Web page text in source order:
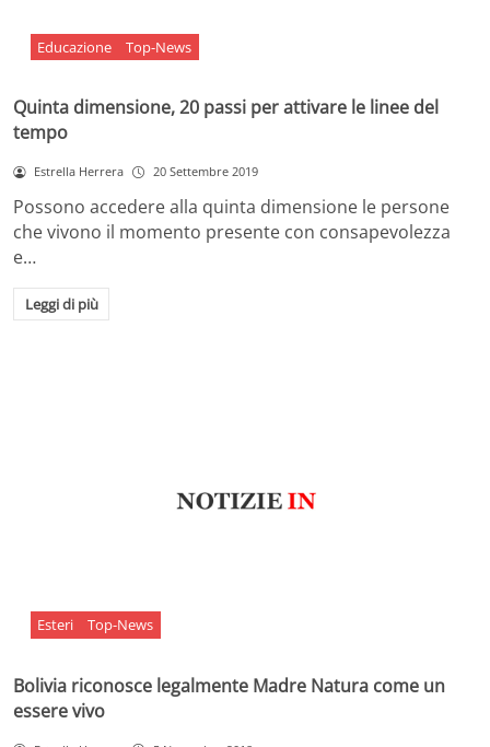
Educazione Top-News
Quinta dimensione, 20 passi per attivare le linee del
tempo
Estrella Herrera 20 Settembre 2019
Possono accedere alla quinta dimensione le persone
che vivono il momento presente con consapevolezza
e…
Leggi di più
Esteri Top-News
Bolivia riconosce legalmente Madre Natura come un
essere vivo